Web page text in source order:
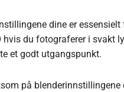
dine er
hvis du fotograferer i svakt
et godt utgangspunkt.
på blenderinnstillingene